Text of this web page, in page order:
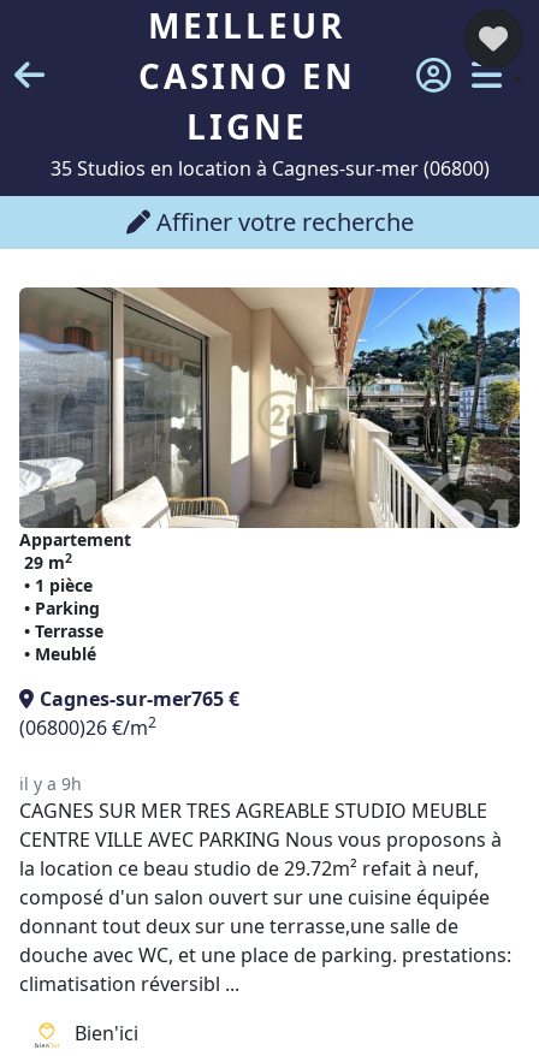
MEILLEUR
CASINO EN
LIGNE
35 Studios en location à Cagnes-sur-mer (06800)
Affiner votre recherche
Appartement
29 m2
• 1 pièce
• Parking
• Terrasse
• Meublé
Cagnes-sur-mer765 €
(06800)26 €/m2
il y a 9h
CAGNES SUR MER TRES AGREABLE STUDIO MEUBLE
CENTRE VILLE AVEC PARKING Nous vous proposons à
la location ce beau studio de 29.72m² refait à neuf,
composé d'un salon ouvert sur une cuisine équipée
donnant tout deux sur une terrasse,une salle de
douche avec WC, et une place de parking. prestations:
climatisation réversibl ...
Bien'ici